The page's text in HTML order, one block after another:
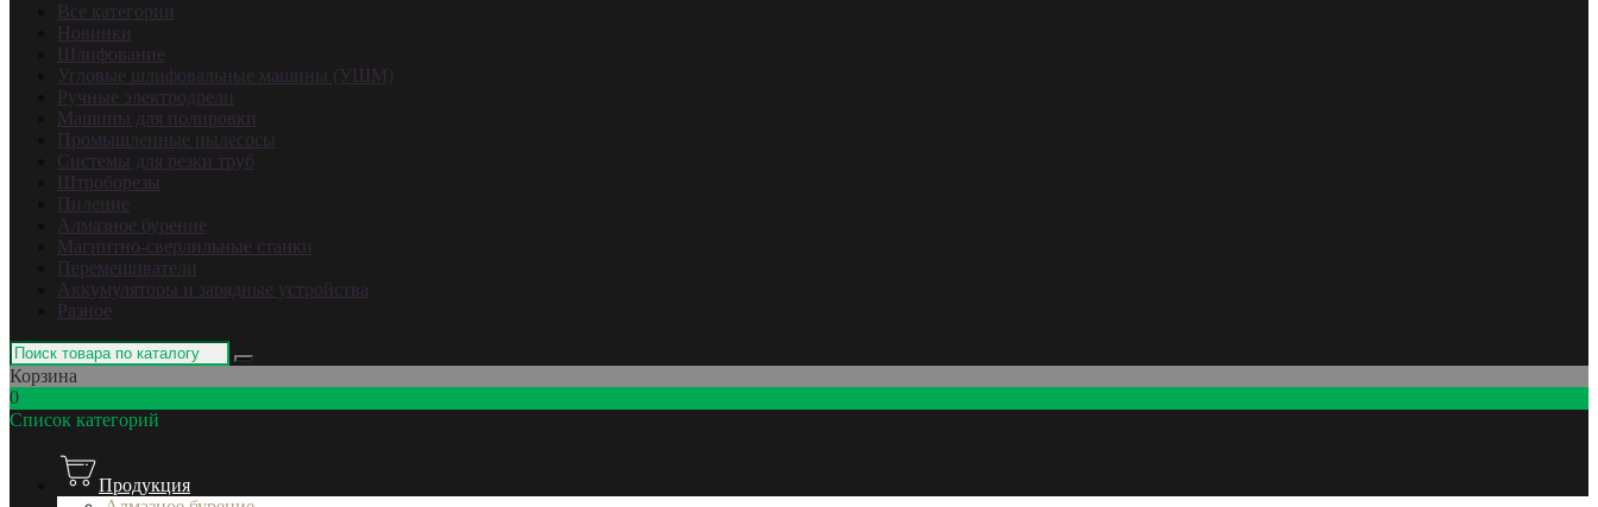
Все категории
Новинки
Шлифование
Угловые шлифовальные машины (УШМ)
Ручные электродрели
Машины для полировки
Промышленные пылесосы
Системы для резки труб
Штроборезы
Пиление
Алмазное бурение
Магнитно-сверлильные станки
Перемешиватели
Аккумуляторы и зарядные устройства
Разное
Корзина
0
Список категорий
Продукция